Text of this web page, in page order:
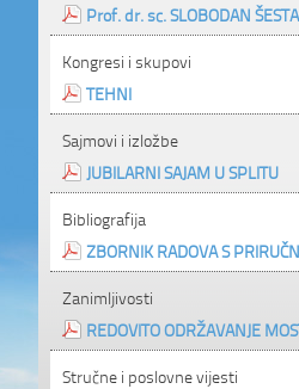
Prof. dr. sc. SLOBODAN
Kongresi i skupovi
TEHNI
Sajmovi i izložbe
JUBILARNI SAJAM U SPLITU
Bibliografija
ZBORNIK RADOVA S
Zanimljivosti
REDOVITO ODRŽAVANJE
Stručne i poslovne vijesti